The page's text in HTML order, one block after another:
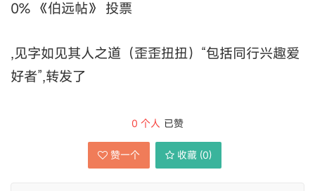
0% 《伯远帖》 投票
,见字如见其人之道（歪歪扭扭）“包括同行兴趣爱
好者”,转发了
0 个人 已赞
赞一个 收藏 (0)